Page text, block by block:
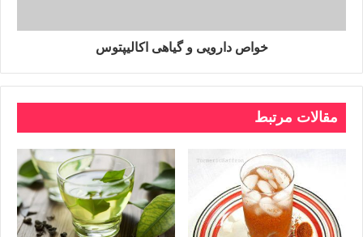
خواص دارویی و گیاهی اکالیپتوس
مقالات مرتبط